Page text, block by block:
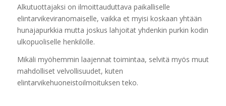
Alkutuottajaksi on ilmoittauduttava paikalliselle
elintarvikeviranomaiselle, vaikka et myisi koskaan yhtään
hunajapurkkia mutta joskus lahjoitat yhdenkin purkin kodin
ulkopuoliselle henkilölle.
Mikäli myöhemmin laajennat toimintaa, selvitä myös muut
mahdolliset velvollisuudet, kuten
elintarvikehuoneistoilmoituksen teko.